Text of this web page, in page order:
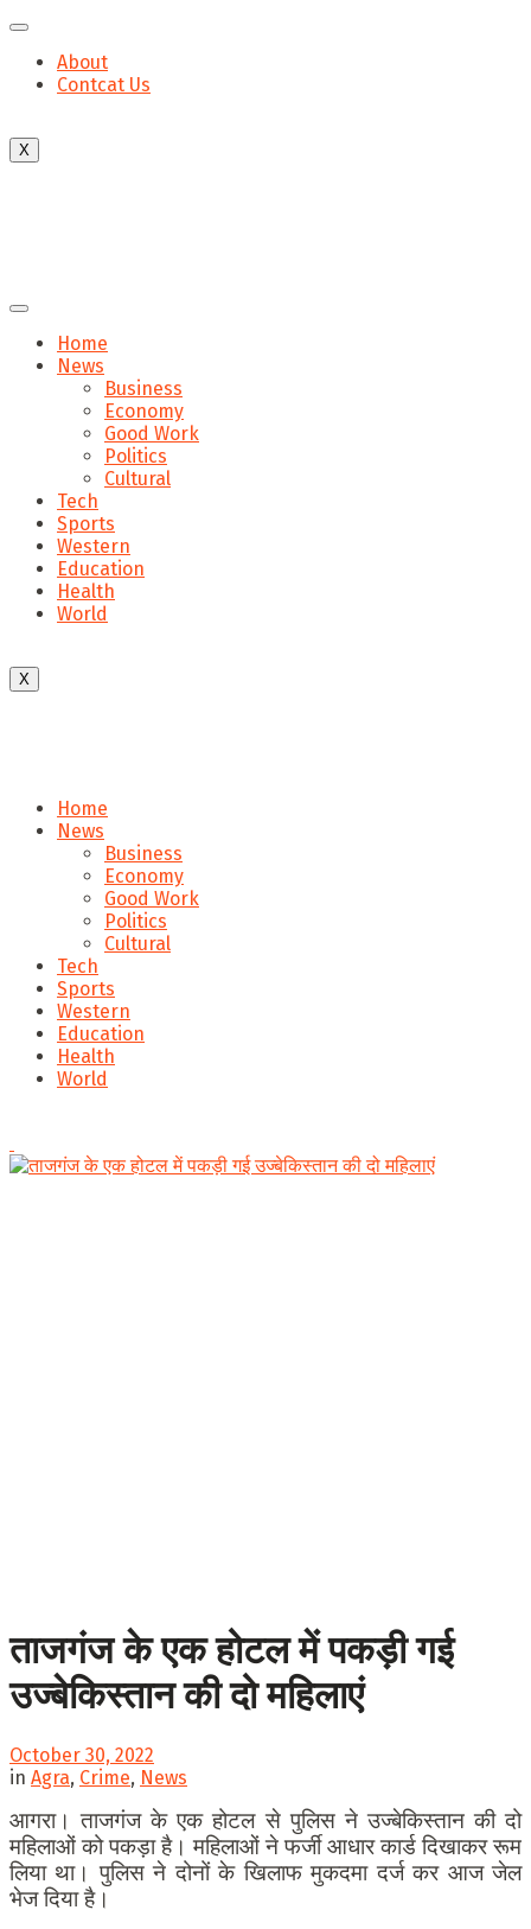
About
Contcat Us
X
Home
News
Business
Economy
Good Work
Politics
Cultural
Tech
Sports
Western
Education
Health
World
X
Home
News
Business
Economy
Good Work
Politics
Cultural
Tech
Sports
Western
Education
Health
World
ताजगंज के एक होटल में पकड़ी गई
उज्बेकिस्तान की दो महिलाएं
October 30, 2022
in Agra, Crime, News
आगरा। ताजगंज के एक होटल से पुलिस ने उज्बेकिस्तान की दो
महिलाओं को पकड़ा है। महिलाओं ने फर्जी आधार कार्ड दिखाकर रूम
लिया था। पुलिस ने दोनों के खिलाफ मुकदमा दर्ज कर आज जेल
भेज दिया है।